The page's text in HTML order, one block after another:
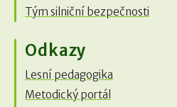
Tým silniční bezpečnosti
Odkazy
Lesní pedagogika
Metodický portál